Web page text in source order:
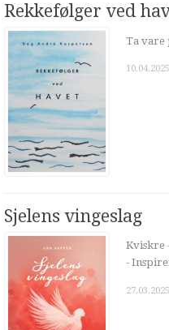
Rekkefølger ved
Ta vare
10.04.2025
Sjelens vingeslag
Kviskre
-
27.03.2025